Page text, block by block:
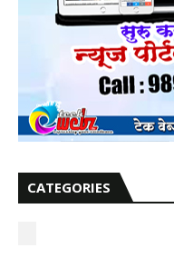
CATEGORIES